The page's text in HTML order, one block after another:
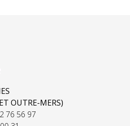
OUTRE-MERS)
76 56 97